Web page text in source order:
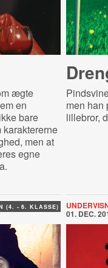
ægte
en
bare
men at
egne
men han
lillebror,
(4. - 6. KLASSE)
01. DEC.